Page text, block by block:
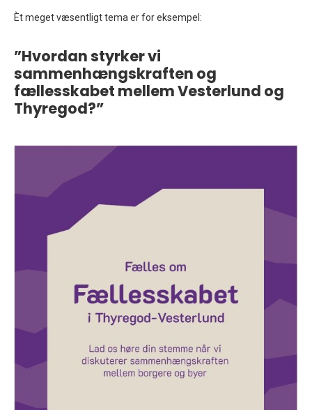
Èt meget væsentligt tema er for eksempel:
”Hvordan styrker vi
sammenhængskraften og
fællesskabet mellem Vesterlund og
Thyregod?”